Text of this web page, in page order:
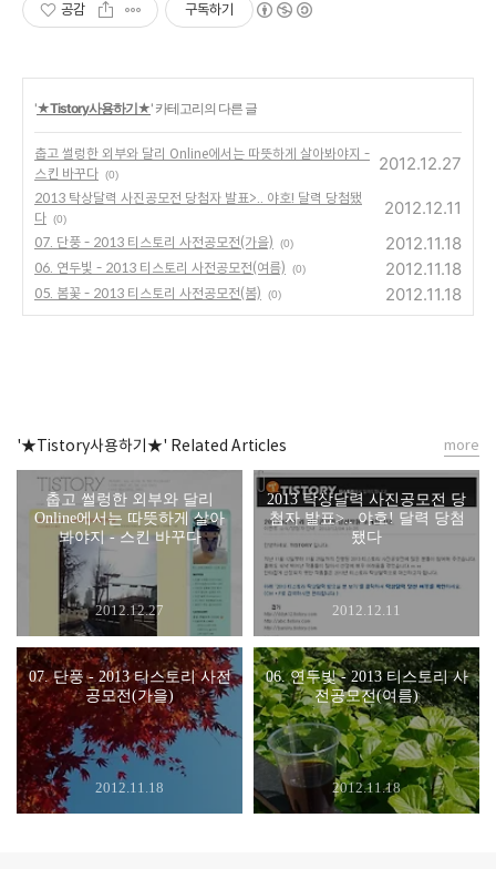
공감 구독하기
'★Tistory사용하기★' 카테고리의 다른 글
춥고 썰렁한 외부와 달리 Online에서는 따뜻하게 살아봐야지 -
스킨 바꾸다 (0)
2012.12.27
2013 탁상달력 사진공모전 당첨자 발표>.. 야호! 달력 당첨됐
다 (0)
2012.12.11
07. 단풍 - 2013 티스토리 사전공모전(가을) (0) 2012.11.18
06. 연두빛 - 2013 티스토리 사전공모전(여름) (0) 2012.11.18
05. 봄꽃 - 2013 티스토리 사전공모전(봄) (0) 2012.11.18
'★Tistory사용하기★' Related Articles
춥고 썰렁한 외부와 달리
Online에서는 따뜻하게 살아
봐야지 - 스킨 바꾸다
2012.12.27
2013 탁상달력 사진공모전 당
첨자 발표>.. 야호! 달력 당첨
됐다
2012.12.11
07. 단풍 - 2013 티스토리 사전
공모전(가을)
2012.11.18
06. 연두빛 - 2013 티스토리 사
전공모전(여름)
2012.11.18
more